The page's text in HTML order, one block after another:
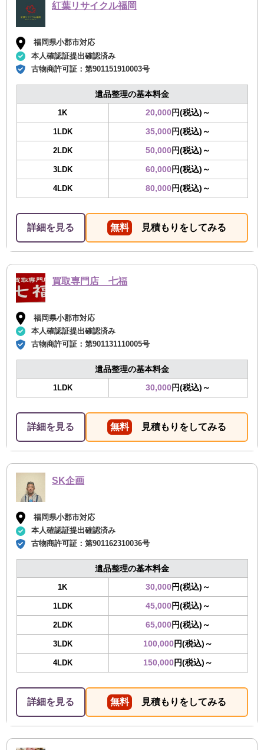
紅葉リサイクル福岡
福岡県小郡市対応
本人確認証提出確認済み
古物商許可証：第901151910003号
遺品整理の基本料金
1K 20,000円(税込)～
1LDK 35,000円(税込)～
2LDK 50,000円(税込)～
3LDK 60,000円(税込)～
4LDK 80,000円(税込)～
詳細を見る 無料 見積もりをしてみる
買取専門店 七福
福岡県小郡市対応
本人確認証提出確認済み
古物商許可証：第901131110005号
遺品整理の基本料金
1LDK 30,000円(税込)～
詳細を見る 無料 見積もりをしてみる
SK企画
福岡県小郡市対応
本人確認証提出確認済み
古物商許可証：第901162310036号
遺品整理の基本料金
1K 30,000円(税込)～
1LDK 45,000円(税込)～
2LDK 65,000円(税込)～
3LDK 100,000円(税込)～
4LDK 150,000円(税込)～
詳細を見る 無料 見積もりをしてみる